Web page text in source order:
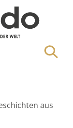
aus